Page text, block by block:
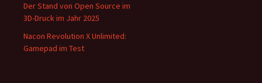
Der Stand von Open Source im
3D-Druck im Jahr 2025
Nacon Revolution X Unlimited:
Gamepad im Test